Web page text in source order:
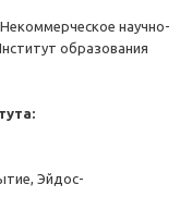
научно-
образования
Эйдос-